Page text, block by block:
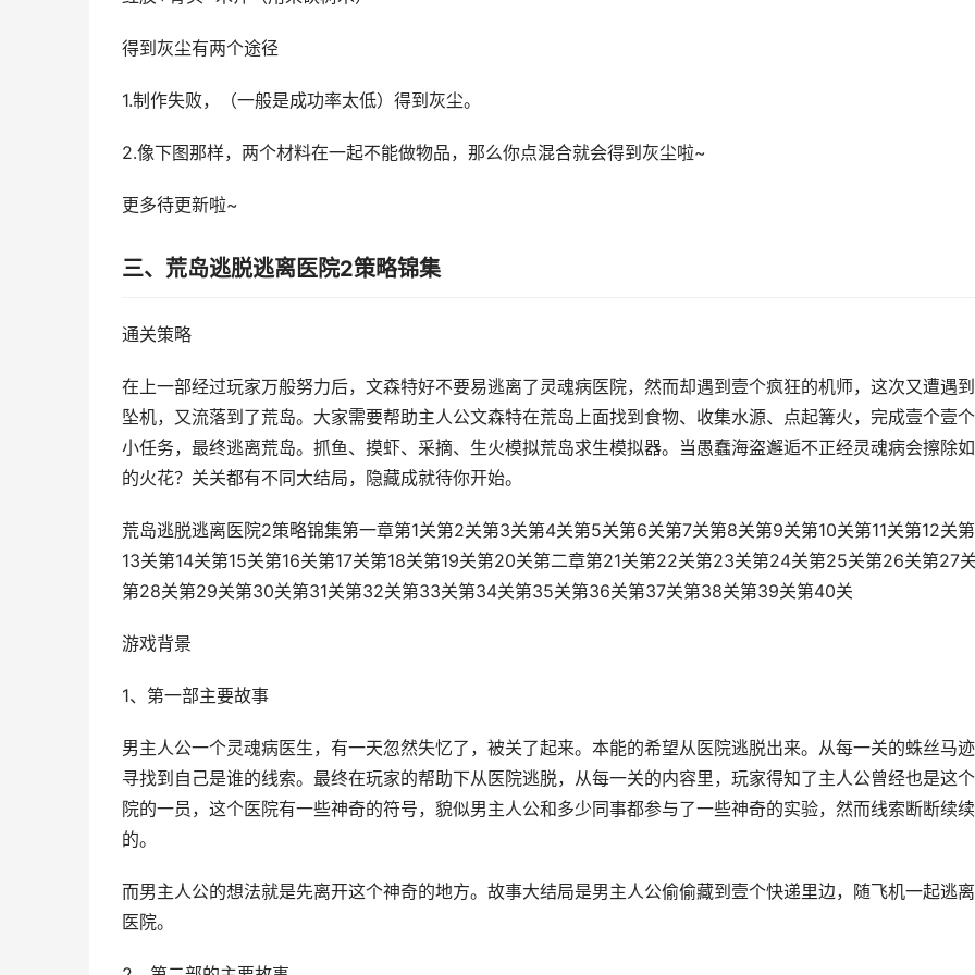
得到灰尘有两个途径
1.制作失败，（一般是成功率太低）得到灰尘。
2.像下图那样，两个材料在一起不能做物品，那么你点混合就会得到灰尘啦~
更多待更新啦~
三、荒岛逃脱逃离医院2策略锦集
通关策略
在上一部经过玩家万般努力后，文森特好不要易逃离了灵魂病医院，然而却遇到壹个疯狂的机师，这次又遭遇
坠机，又流落到了荒岛。大家需要帮助主人公文森特在荒岛上面找到食物、收集水源、点起篝火，完成壹个壹
小任务，最终逃离荒岛。抓鱼、摸虾、采摘、生火模拟荒岛求生模拟器。当愚蠢海盗邂逅不正经灵魂病会擦除
的火花？关关都有不同大结局，隐藏成就待你开始。
荒岛逃脱逃离医院2策略锦集第一章第1关第2关第3关第4关第5关第6关第7关第8关第9关第10关第11关第12关第
13关第14关第15关第16关第17关第18关第19关第20关第二章第21关第22关第23关第24关第25关第26关第27关
第28关第29关第30关第31关第32关第33关第34关第35关第36关第37关第38关第39关第40关
游戏背景
1、第一部主要故事
男主人公一个灵魂病医生，有一天忽然失忆了，被关了起来。本能的希望从医院逃脱出来。从每一关的蛛丝马
寻找到自己是谁的线索。最终在玩家的帮助下从医院逃脱，从每一关的内容里，玩家得知了主人公曾经也是这
院的一员，这个医院有一些神奇的符号，貌似男主人公和多少同事都参与了一些神奇的实验，然而线索断断续续
的。
而男主人公的想法就是先离开这个神奇的地方。故事大结局是男主人公偷偷藏到壹个快递里边，随飞机一起逃
医院。